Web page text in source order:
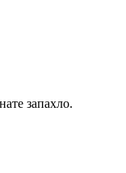
запахло.